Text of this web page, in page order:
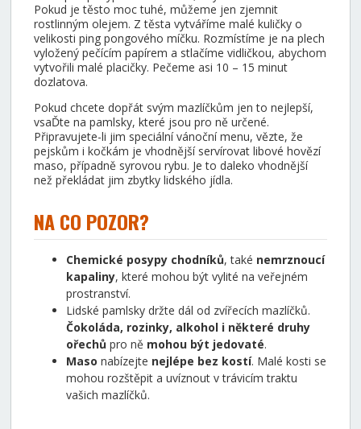
Pokud je těsto moc tuhé, můžeme jen zjemnit
rostlinným olejem. Z těsta vytváříme malé kuličky o
velikosti ping pongového míčku. Rozmístíme je na plech
vyložený pečícím papírem a stlačíme vidličkou, abychom
vytvořili malé placičky. Pečeme asi 10 – 15 minut
dozlatova.
Pokud chcete dopřát svým mazlíčkům jen to nejlepší,
vsaĎte na pamlsky, které jsou pro ně určené.
Připravujete-li jim speciální vánoční menu, vězte, že
pejskům i kočkám je vhodnější servírovat libové hovězí
maso, případně syrovou rybu. Je to daleko vhodnější
než překládat jim zbytky lidského jídla.
NA CO POZOR?
Chemické posypy chodníků, také nemrznoucí
kapaliny, které mohou být vylité na veřejném
prostranství.
Lidské pamlsky držte dál od zvířecích mazlíčků.
Čokoláda, rozinky, alkohol i některé druhy
ořechů pro ně mohou být jedovaté.
Maso nabízejte nejlépe bez kostí. Malé kosti se
mohou rozštěpit a uvíznout v trávicím traktu
vašich mazlíčků.